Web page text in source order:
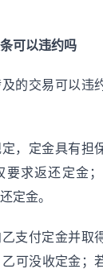
可以违约吗
的交易可以违
，定金具有担
要求返还定金
定金。
支付定金并取
可没收定金；